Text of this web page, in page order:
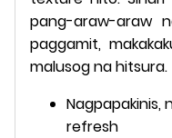
pang-araw-araw
paggamit,
malusog na hitsura.
refresh